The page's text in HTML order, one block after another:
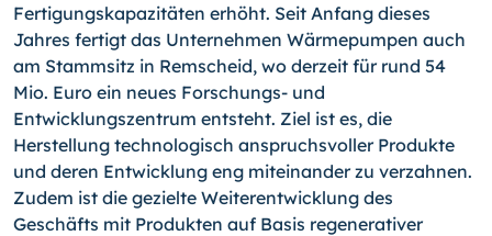
Fertigungskapazitäten erhöht. Seit Anfang dieses
Jahres fertigt das Unternehmen Wärmepumpen auch
am Stammsitz in Remscheid, wo derzeit für rund 54
Mio. Euro ein neues Forschungs- und
Entwicklungszentrum entsteht. Ziel ist es, die
Herstellung technologisch anspruchsvoller Produkte
und deren Entwicklung eng miteinander zu verzahnen.
Zudem ist die gezielte Weiterentwicklung des
Geschäfts mit Produkten auf Basis regenerativer